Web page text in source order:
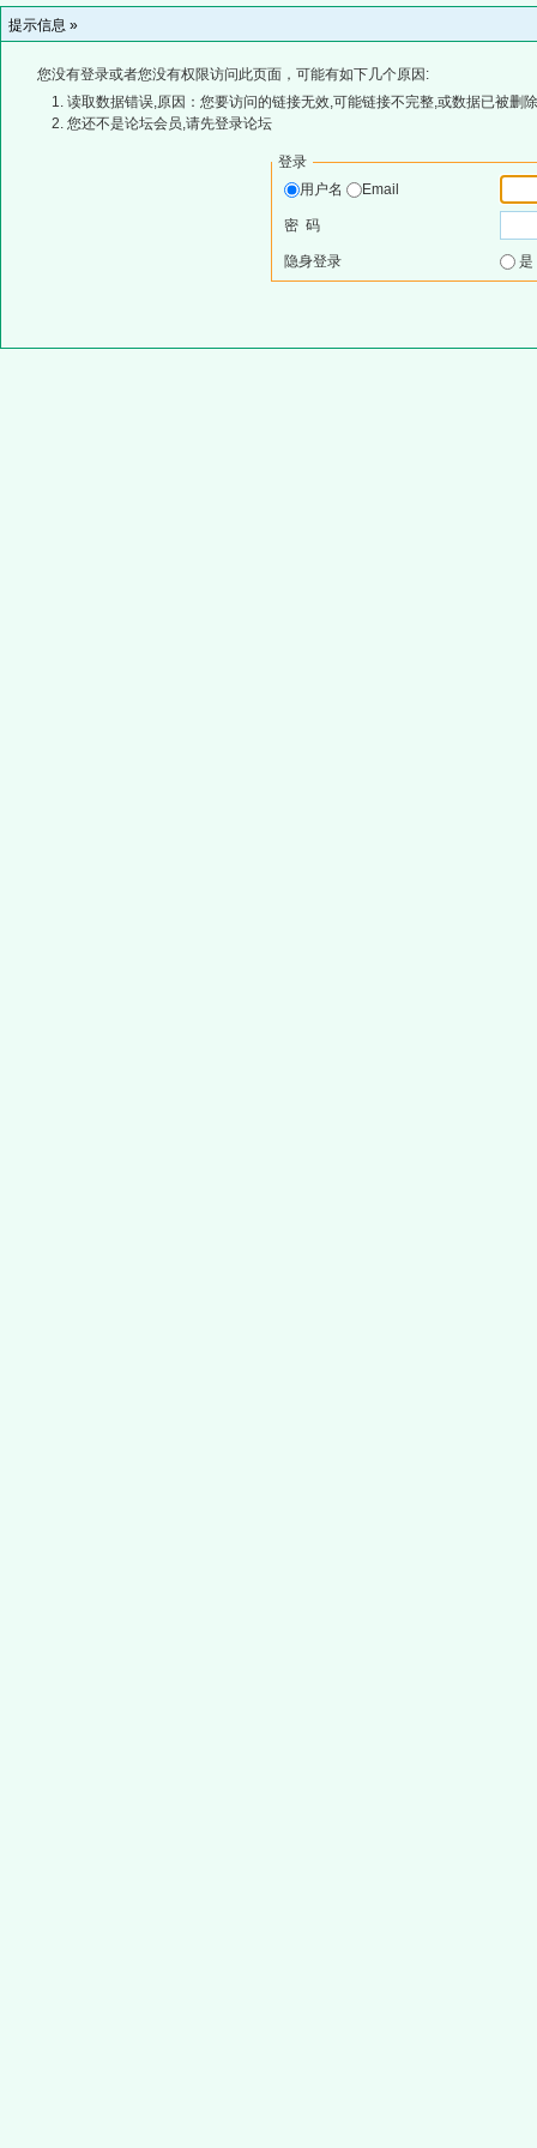
提示信息 »
您没有登录或者您没有权限访问此页面，可能有如下几个原因:
读取数据错误,原因：您要访问的链接无效,可能链接不完整,或数据已被删
您还不是论坛会员,请先登录论坛
登录
用户名
Email
密 码
隐身登录